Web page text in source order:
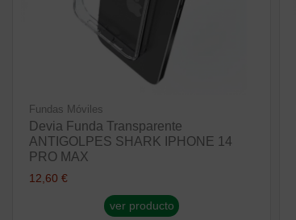
Fundas Móviles
Devia Funda Transparente
ANTIGOLPES SHARK IPHONE 14
PRO MAX
12,60 €
ver producto